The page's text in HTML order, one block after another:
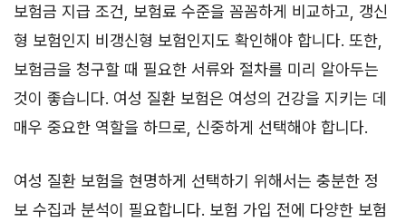
보험금 지급 조건, 보험료 수준을 꼼꼼하게 비교하고, 갱신
형 보험인지 비갱신형 보험인지도 확인해야 합니다. 또한,
보험금을 청구할 때 필요한 서류와 절차를 미리 알아두는
것이 좋습니다. 여성 질환 보험은 여성의 건강을 지키는 데
매우 중요한 역할을 하므로, 신중하게 선택해야 합니다.
여성 질환 보험을 현명하게 선택하기 위해서는 충분한 정
보 수집과 분석이 필요합니다. 보험 가입 전에 다양한 보험